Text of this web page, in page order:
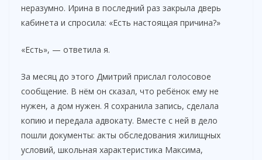
неразумно. Ирина в последний раз закрыла дверь
кабинета и спросила: «Есть настоящая причина?»
«Есть», — ответила я.
За месяц до этого Дмитрий прислал голосовое
сообщение. В нём он сказал, что ребёнок ему не
нужен, а дом нужен. Я сохранила запись, сделала
копию и передала адвокату. Вместе с ней в дело
пошли документы: акты обследования жилищных
условий, школьная характеристика Максима,